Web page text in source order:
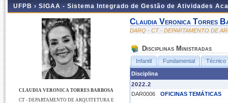
UFPB › SIGAA - Sistema Integrado de Gestão de Atividades
CLAUDIA VERONICA TORRES BARBOSA
CT - DEPARTAMENTO DE ARQUITETURA E
Claudia Veronica Torres
DARQ - CT - DEPARTAMENTO DE
Disciplinas Ministradas
Infantil Fundamental Técnico
Disciplina
2022.2
DAR0006
OFICINAS TEMÁTICAS